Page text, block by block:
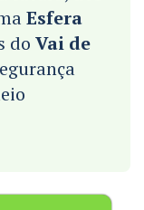
Esfera
do Vai de